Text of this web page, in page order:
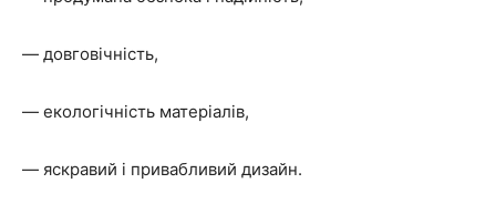
— довговічність,
— екологічність матеріалів,
— яскравий і привабливий дизайн.